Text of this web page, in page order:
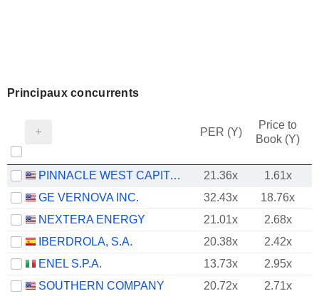
Principaux concurrents
PER (Y)
Price to
Book (Y)
PINNACLE WEST CAPITAL CORPORATION 21.36x
1.61x
GE VERNOVA INC.
32.43x
18.76x
NEXTERA ENERGY
21.01x
2.68x
IBERDROLA, S.A.
20.38x
2.42x
ENEL S.P.A.
13.73x
2.95x
SOUTHERN COMPANY
20.72x
2.71x